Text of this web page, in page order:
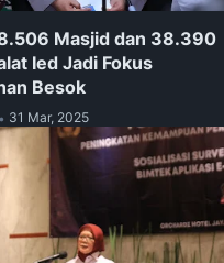
Masjid dan 38.390
Ied Jadi Fokus
Besok
• 31 Mar, 2025